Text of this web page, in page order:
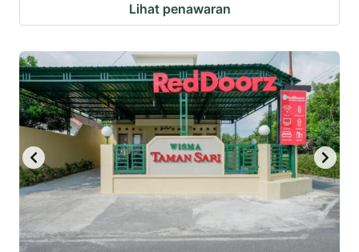
Lihat penawaran